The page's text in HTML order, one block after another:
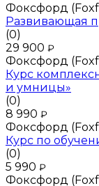
Фоксфорд
Развивающая
(0)
29 900 ₽
Фоксфорд
Курс
и умницы»
(0)
8 990 ₽
Фоксфорд
Курс по
(0)
5 990 ₽
Фоксфорд